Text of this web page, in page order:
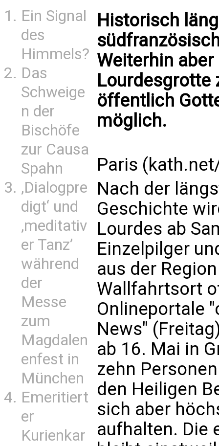
Ein Signal
des
Himmels?
Das
Schweige
n der
Bischöfe
zur Causa
Spahn
‚Dialogpre
digt‘ und
‚meditativ
er Tanz’
während
der
Messe
zum
Magdalen
enfest in
München
Emeritiert
er
Kurienkar
Historisch
Weiterhin
Lourdesgrotte
öffentlich
möglich.
Paris
Nach der
Geschichte
Lourdes ab
Einzelpilger
aus der
Wallfahrtsort
Onlineportale
News"
ab 16. Mai in
zehn
den Heiligen
sich aber
aufhalten. Die